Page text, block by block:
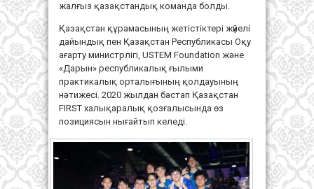
жалғыз қазақстандық команда болды.
Қазақстан құрамасының жетістіктері жүйелі
дайындық пен Қазақстан Республикасы Оқу
ағарту министрлігі, USTEM Foundation және
«Дарын» республикалық ғылыми
практикалық орталығының қолдауының
нәтижесі. 2020 жылдан бастап Қазақстан
FIRST халықаралық қозғалысында өз
позициясын нығайтып келеді.